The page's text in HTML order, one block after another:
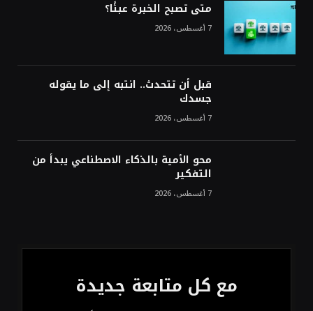
ترقب تطورات الوساطة بشأن الحرب
متى تصبح الخبرة عبئًا؟
7 أغسطس، 2026
قبل أن تتحدث.. انتبه إلى ما يقوله
جسدك
7 أغسطس، 2026
محو الأمية بالذكاء الاصطناعي يبدأ من
التفكير
7 أغسطس، 2026
مع كل متابعة جديدة